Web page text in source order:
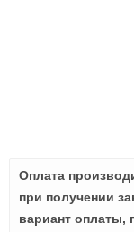
Оплата
при получении
вариант оплаты,